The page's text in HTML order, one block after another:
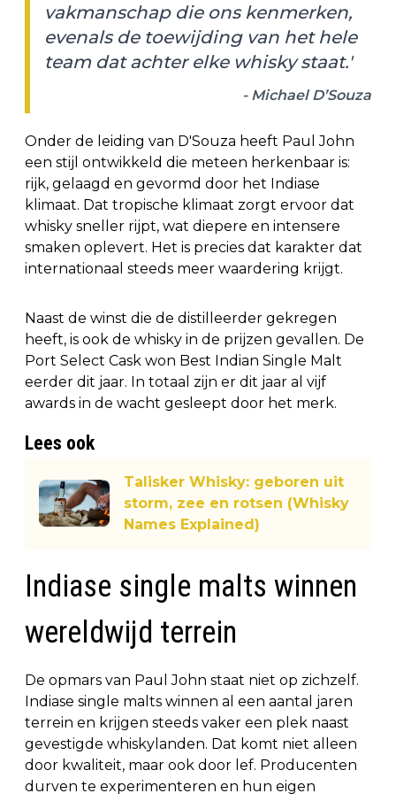
vakmanschap die ons kenmerken,
evenals de toewijding van het hele
team dat achter elke whisky staat.'
- Michael D’Souza
Onder de leiding van D'Souza heeft Paul John
een stijl ontwikkeld die meteen herkenbaar is:
rijk, gelaagd en gevormd door het Indiase
klimaat. Dat tropische klimaat zorgt ervoor dat
whisky sneller rijpt, wat diepere en intensere
smaken oplevert. Het is precies dat karakter dat
internationaal steeds meer waardering krijgt.
Naast de winst die de distilleerder gekregen
heeft, is ook de whisky in de prijzen gevallen. De
Port Select Cask won Best Indian Single Malt
eerder dit jaar. In totaal zijn er dit jaar al vijf
awards in de wacht gesleept door het merk.
Lees ook
Talisker Whisky: geboren uit
storm, zee en rotsen (Whisky
Names Explained)
Indiase single malts winnen
wereldwijd terrein
De opmars van Paul John staat niet op zichzelf.
Indiase single malts winnen al een aantal jaren
terrein en krijgen steeds vaker een plek naast
gevestigde whiskylanden. Dat komt niet alleen
door kwaliteit, maar ook door lef. Producenten
durven te experimenteren en hun eigen